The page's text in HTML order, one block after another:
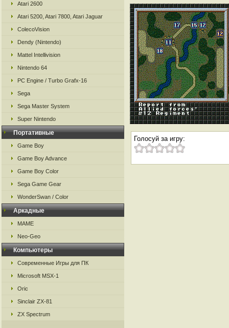
Atari 2600
Atari 5200, Atari 7800, Atari Jaguar
ColecoVision
Dendy (Nintendo)
Mattel Intellivision
Nintendo 64
PC Engine / Turbo Grafx-16
Sega
Sega Master System
Super Nintendo
Портативные
Game Boy
Game Boy Advance
Game Boy Color
Sega Game Gear
WonderSwan / Color
Аркадные
MAME
Neo-Geo
Компьютеры
Современные Игры для ПК
Microsoft MSX-1
Oric
Sinclair ZX-81
ZX Spectrum
Голосуй за игру: